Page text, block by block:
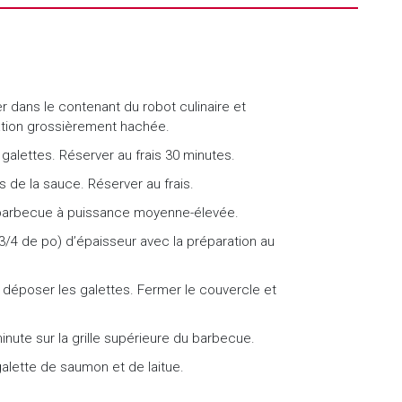
dans le contenant du robot culinaire et
grossièrement hachée.
Réserver au frais 30 minutes.
de la sauce. Réserver au frais.
à puissance moyenne-élevée.
4 de po) d’épaisseur avec la préparation au
les galettes. Fermer le couvercle et
sur la grille supérieure du barbecue.
de saumon et de laitue.